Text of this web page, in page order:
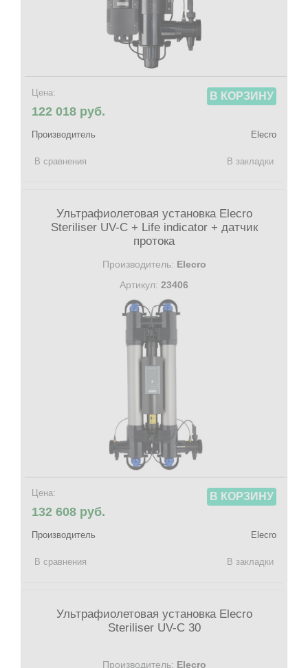
Цена:
122 018 руб.
В КОРЗИНУ
Производитель Elecro
В сравнения В закладки
Ультрафиолетовая установка Elecro
Steriliser UV-C + Life indicator + датчик
протока
Производитель: Elecro
Артикул: 23406
Цена:
132 608 руб.
В КОРЗИНУ
Производитель Elecro
В сравнения В закладки
Ультрафиолетовая установка Elecro
Steriliser UV-C 30
Производитель: Elecro